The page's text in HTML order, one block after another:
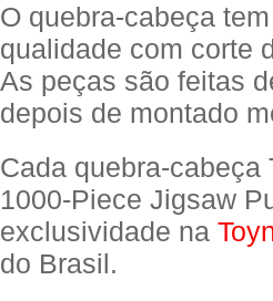
O quebra-cabeça
qualidade com corte
As peças são feitas
depois de montado
Cada quebra-cabeça
1000-Piece Jigsaw
exclusividade na
do Brasil.